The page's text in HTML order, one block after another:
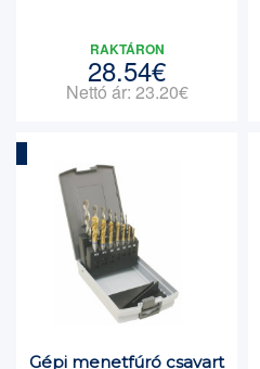
RAKTÁRON
28.54€
Nettó ár: 23.20€
Gépi menetfúró csavart